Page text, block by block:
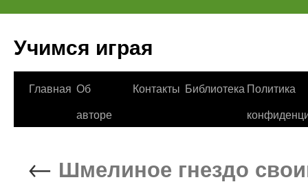
Учимся играя
Перейти
Главная Об
авторе
Контакты Библиотека Политика
← Шмелиное гнездо